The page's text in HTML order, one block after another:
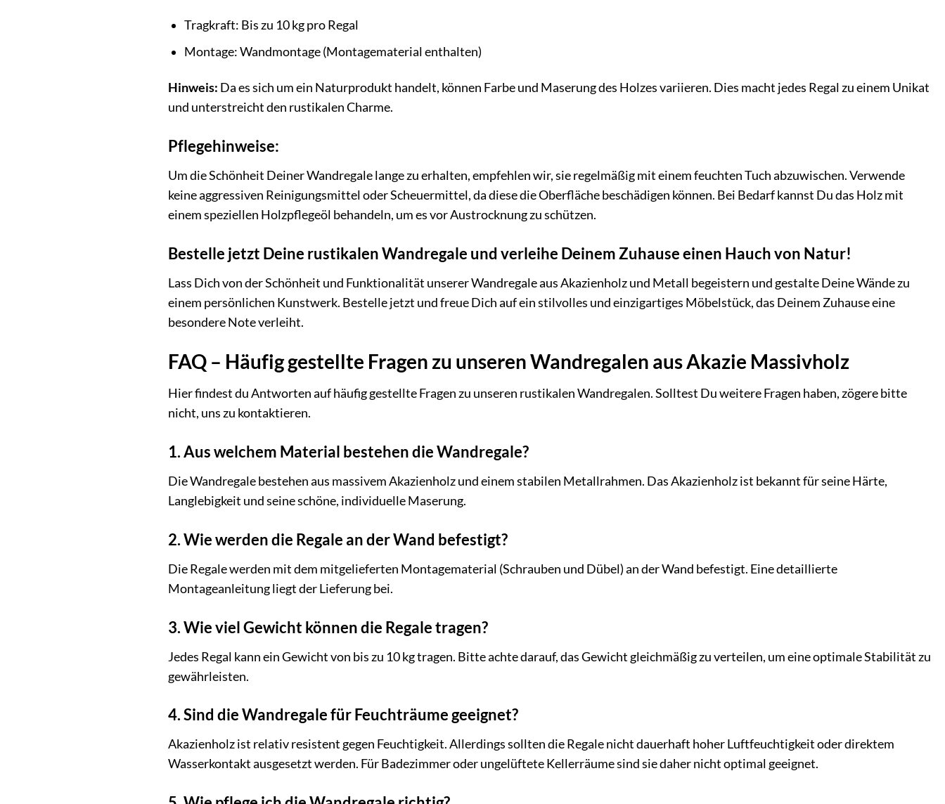
Tragkraft: Bis zu 10 kg pro Regal
Montage: Wandmontage (Montagematerial enthalten)
Hinweis: Da es sich um ein Naturprodukt handelt, können Farbe und Maserung des Holzes variieren. Dies macht jedes Regal zu einem Unikat
und unterstreicht den rustikalen Charme.
Pflegehinweise:
Um die Schönheit Deiner Wandregale lange zu erhalten, empfehlen wir, sie regelmäßig mit einem feuchten Tuch abzuwischen. Verwende
keine aggressiven Reinigungsmittel oder Scheuermittel, da diese die Oberfläche beschädigen können. Bei Bedarf kannst Du das Holz mit
einem speziellen Holzpflegeöl behandeln, um es vor Austrocknung zu schützen.
Bestelle jetzt Deine rustikalen Wandregale und verleihe Deinem Zuhause einen Hauch von Natur!
Lass Dich von der Schönheit und Funktionalität unserer Wandregale aus Akazienholz und Metall begeistern und gestalte Deine Wände zu
einem persönlichen Kunstwerk. Bestelle jetzt und freue Dich auf ein stilvolles und einzigartiges Möbelstück, das Deinem Zuhause eine
besondere Note verleiht.
FAQ – Häufig gestellte Fragen zu unseren Wandregalen aus Akazie Massivholz
Hier findest du Antworten auf häufig gestellte Fragen zu unseren rustikalen Wandregalen. Solltest Du weitere Fragen haben, zögere bitte
nicht, uns zu kontaktieren.
1. Aus welchem Material bestehen die Wandregale?
Die Wandregale bestehen aus massivem Akazienholz und einem stabilen Metallrahmen. Das Akazienholz ist bekannt für seine Härte,
Langlebigkeit und seine schöne, individuelle Maserung.
2. Wie werden die Regale an der Wand befestigt?
Die Regale werden mit dem mitgelieferten Montagematerial (Schrauben und Dübel) an der Wand befestigt. Eine detaillierte
Montageanleitung liegt der Lieferung bei.
3. Wie viel Gewicht können die Regale tragen?
Jedes Regal kann ein Gewicht von bis zu 10 kg tragen. Bitte achte darauf, das Gewicht gleichmäßig zu verteilen, um eine optimale Stabilität zu
gewährleisten.
4. Sind die Wandregale für Feuchträume geeignet?
Akazienholz ist relativ resistent gegen Feuchtigkeit. Allerdings sollten die Regale nicht dauerhaft hoher Luftfeuchtigkeit oder direktem
Wasserkontakt ausgesetzt werden. Für Badezimmer oder ungelüftete Kellerräume sind sie daher nicht optimal geeignet.